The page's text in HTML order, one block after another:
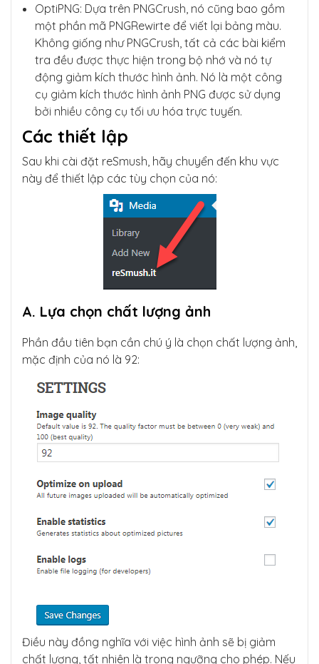
OptiPNG: Dựa trên PNGCrush, nó cũng bao gồm
một phần mã PNGRewirte để viết lại bảng màu.
Không giống như PNGCrush, tất cả các bài kiểm
tra đều được thực hiện trong bộ nhớ và nó tự
động giảm kích thước hình ảnh. Nó là một công
cụ giảm kích thước hình ảnh PNG được sử dụng
bởi nhiều công cụ tối ưu hóa trực tuyến.
Các thiết lập
Sau khi cài đặt reSmush, hãy chuyển đến khu vực
này để thiết lập các tùy chọn của nó:
A. Lựa chọn chất lượng ảnh
Phần đầu tiên bạn cần chú ý là chọn chất lượng ảnh,
mặc định của nó là 92:
Điều này đồng nghĩa với việc hình ảnh sẽ bị giảm
chất lượng, tất nhiên là trong ngưỡng cho phép. Nếu